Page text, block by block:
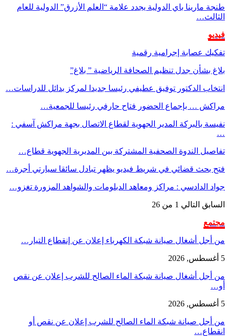
طنجة مارينا باي الدولية يجدد علامة “العلم الأزرق” الدولية للعام
الثالث…
فيديو
تفكيك عصابة إجرامية رقمية
بلاغ بشأن جدل تنظيم الصحافة الرياضية ” بلاغ”
انتخاب الدكتور توفيق عطيفي رئيسا جديدا لمركز بدائل للدراسات…
مراكش … بإجماع الحضور فتاح حارفي رئيسا للجمعية…
نفيسة بالبركة المدير الجهوية لقطاع الاتصال بجهة مراكش آسفي :
…
تفاصيل الندوة الصحفية المشتركة بين المديرية الجهوية قطاع…
فتح بحث قضائي في شريط فيديو يظهر تبادل سائقا سيارتي أجرة…
جواد الدادسي : مراكز ومعاهد الدبلومات والشواهد المزورة تغزو…
السابق التالي 1 من 26
مجتمع
من أجل أشغال صيانة شبكة الكهرباء إعلان عن إنقطاع التيار…
5 أغسطس, 2026
من أجل أشغال صيانة شبكة الماء الصالح للشرب إعلان عن نقص
أو…
5 أغسطس, 2026
من أجل صيانة شبكة الماء الصالح للشرب إعلان عن نقص أو
انقطاع…